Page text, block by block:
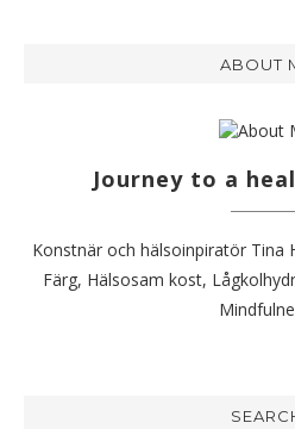
ABOUT
Journey to a
Konstnär och hälsoinpiratör Tina
Färg, Hälsosam kost,